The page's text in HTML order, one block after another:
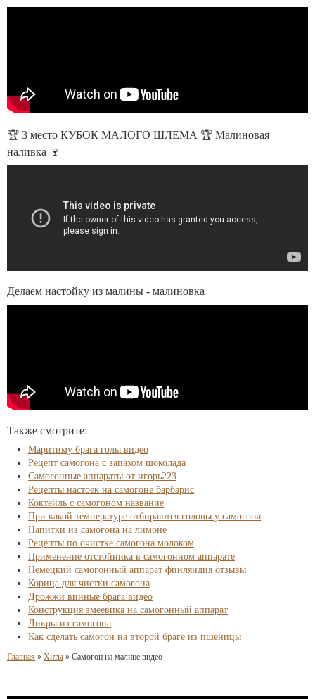
🏆 3 место КУБОК МАЛОГО ШЛЕМА 🏆 Малиновая
наливка 🍷
Делаем настойку из малины - малиновка
Также смотрите:
Маритиму брага голы видео
Рецепт самогона с запахом шоколада
Самогонные аппараты от игорь223
Рецепты настоек на самогоне барбарис
Коктейль с самогоном название
При какой температуре отбираются головы у самогона
Напитки из самогона на лимоне
Рецепты по очистке самогона молоком
Применение отстойника в самогонном аппарате
Немецкий самогонный аппарат финляндия отзывы
Корица для чистки самогона
Дрожжи винные брага видео
Конструкция змеевика на самогонный аппарат
Ликры из самогона
Как сделать самогон на второй браге из пшеницы
Главная » Хиты » Самогон на малине видео